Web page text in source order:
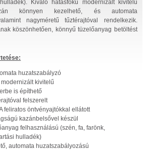
Kiváló hatásfokú modernizált kivitelű
könnyen kezelhető, és automata
nagyméretű tűztérajtóval rendelkezik.
köszönhetően, könnyű tüzelőanyag betöltést
huzatszabályzó
kivitelű
is építhető
felszerelt
feliratos öntvényajtókkal ellátott
kazánbelsővel készül
felhasználású (szén, fa, farönk,
hulladék)
automata huzatszabályozású